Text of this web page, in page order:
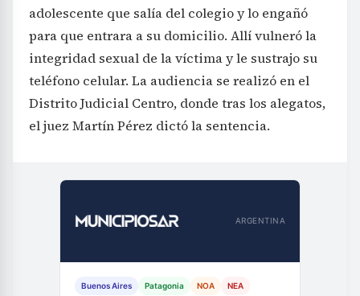
adolescente que salía del colegio y lo engañó
para que entrara a su domicilio. Allí vulneró la
integridad sexual de la víctima y le sustrajo su
teléfono celular. La audiencia se realizó en el
Distrito Judicial Centro, donde tras los alegatos,
el juez Martín Pérez dictó la sentencia.
ARGENTINA
Buenos Aires Patagonia NOA NEA